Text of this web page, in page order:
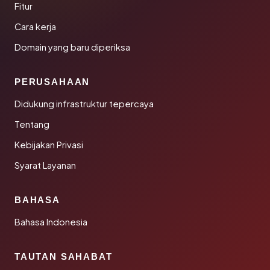
Fitur
Cara kerja
Domain yang baru diperiksa
PERUSAHAAN
Didukung infrastruktur tepercaya
Tentang
Kebijakan Privasi
Syarat Layanan
BAHASA
Bahasa Indonesia
TAUTAN SAHABAT